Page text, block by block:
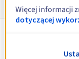
Rejestracja
Więcej informacji
dotyczącej